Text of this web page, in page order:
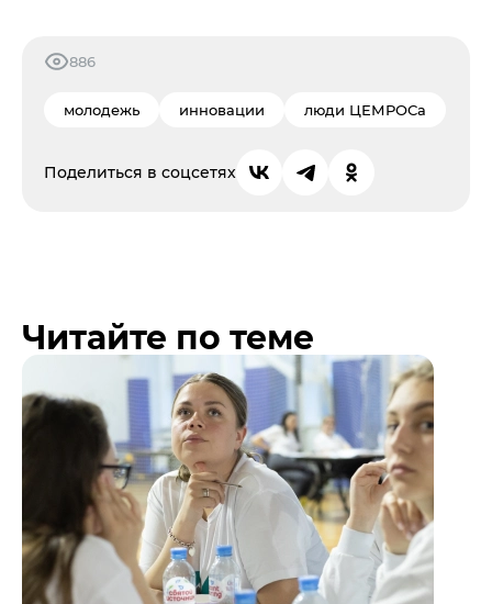
886
молодежь инновации люди ЦЕМРОСа
Поделиться в соцсетях
Читайте по теме